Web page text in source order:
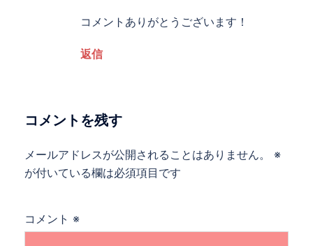
コメントありがとうございます！
返信
コメントを残す
メールアドレスが公開されることはありません。
※
が付いている欄は必須項目です
コメント ※